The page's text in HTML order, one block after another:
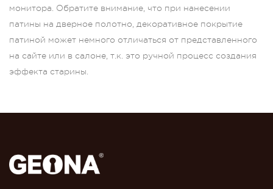
монитора. Обратите внимание, что при нанесении
патины на дверное полотно, декоративное покрытие
патиной может немного отличаться от представленного
на сайте или в салоне, т.к. это ручной процесс создания
эффекта старины.